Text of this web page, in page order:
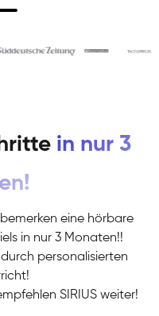
in nur 3
bemerken eine hörbare
in nur 3 Monaten!!
durch personalisierten
SIRIUS weiter!